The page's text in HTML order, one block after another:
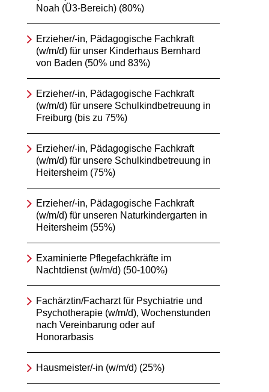
Noah (Ü3-Bereich) (80%)
Erzieher/-in, Pädagogische Fachkraft
(w/m/d) für unser Kinderhaus Bernhard
von Baden (50% und 83%)
Erzieher/-in, Pädagogische Fachkraft
(w/m/d) für unsere Schulkindbetreuung in
Freiburg (bis zu 75%)
Erzieher/-in, Pädagogische Fachkraft
(w/m/d) für unsere Schulkindbetreuung in
Heitersheim (75%)
Erzieher/-in, Pädagogische Fachkraft
(w/m/d) für unseren Naturkindergarten in
Heitersheim (55%)
Examinierte Pflegefachkräfte im
Nachtdienst (w/m/d) (50-100%)
Fachärztin/Facharzt für Psychiatrie und
Psychotherapie (w/m/d), Wochenstunden
nach Vereinbarung oder auf
Honorarbasis
Hausmeister/-in (w/m/d) (25%)